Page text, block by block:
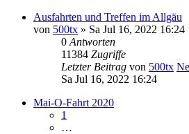
Ausfahrten und Treffen im Allgäu
von 500tx » Sa Jul 16, 2022 16:24
0 Antworten
11384 Zugriffe
Letzter Beitrag von 500tx
Sa Jul 16, 2022 16:24
Mai-O-Fahrt 2020
1
…